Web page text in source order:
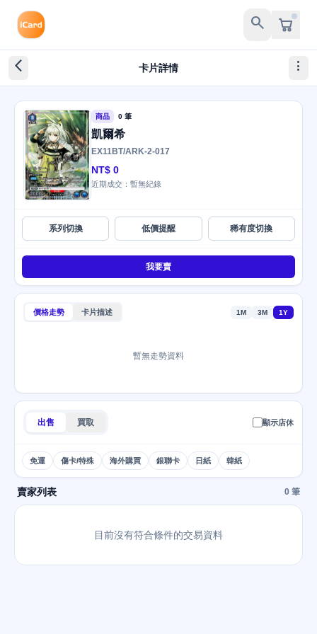
search
arrow_back_ios_new 卡片詳情 more_vert
商品 0 筆
凱爾希
EX11BT/ARK-2-017
NT$ 0
近期成交：暫無紀錄
系列切換 低價提醒 稀有度切換
我要賣
價格走勢 卡片描述 1M 3M 1Y
暫無走勢資料
出售 買取 顯示店休
免運 傷卡/特殊 海外購買 銀聯卡 日紙 韓紙
賣家列表 0 筆
目前沒有符合條件的交易資料